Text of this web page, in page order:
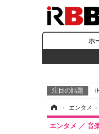
ホ
注目の話題
› エンタメ ›
エンタメ 音